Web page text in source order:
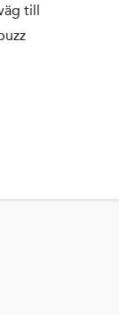
till